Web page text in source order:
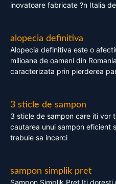
inovatoare fabricate ?n Italia
alopecia definitiva
Alopecia definitiva este o
milioane de oameni din
caracterizata prin pierderea
3 sticle de sampon
3 sticle de sampon care iti vor
cautarea unui sampon eficient
trebuie sa incerci
sampon simplik pret